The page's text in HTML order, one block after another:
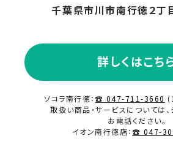
千葉県市川市南行徳２丁
詳しくはこち
ソコラ南行徳： ☎ 047-711-3660
取扱い商品・サービスについては、
お電話ください。
イオン南行徳店： ☎ 047-